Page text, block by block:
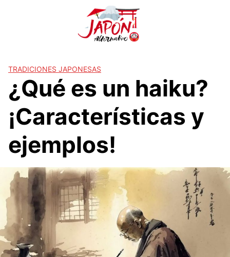
n
TRADICIONES JAPONESAS
¿Qué es un haiku?
¡Características y
ejemplos!